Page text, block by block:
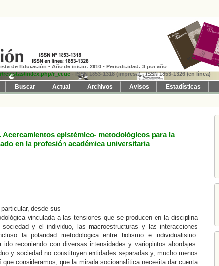
de Educación - Año de inicio: 2010 - Periodicidad: 3 por año
revistas/index.php/r_educ - ISSN 1853-1318 (impresa) - ISSN 1853-1326 (en línea)
Buscar Actual Archivos Avisos Estadísticas
epistémico- metodológicos para la
en la profesión académica universitaria
desde sus
vinculada a las tensiones que se producen en la disciplina
y el individuo, las macroestructuras y las interacciones
la polaridad metodológica entre holismo e individualismo.
recorriendo con diversas intensidades y variopintos abordajes.
y sociedad no constituyen entidades separadas y, mucho menos
consideramos, que la mirada socioanalítica necesita dar cuenta